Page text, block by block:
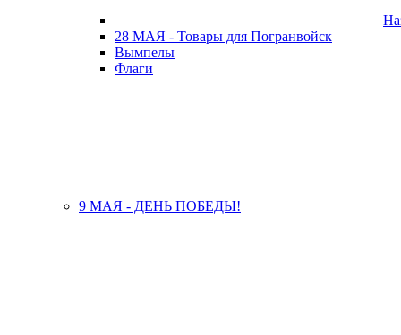
28 МАЯ - Товары для Погранвойск
Вымпелы
Флаги
9 МАЯ - ДЕНЬ ПОБЕДЫ!